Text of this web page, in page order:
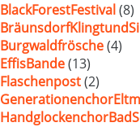
BlackForestFestival(8)
Burgwaldfrösche(4)
EffisBande(13)
Flaschenpost(2)